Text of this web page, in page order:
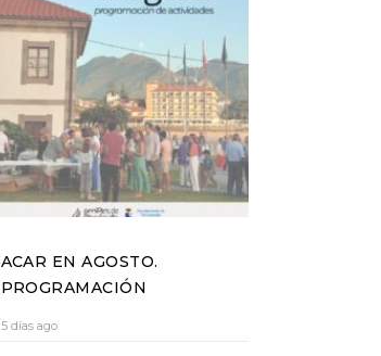
ACAR EN AGOSTO.
PROGRAMACIÓN
5 días ago